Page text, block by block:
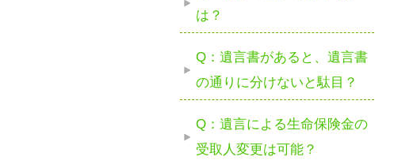
は？
Q：遺言書があると、遺言書
の通りに分けないと駄目？
Q：遺言による生命保険金の
受取人変更は可能？